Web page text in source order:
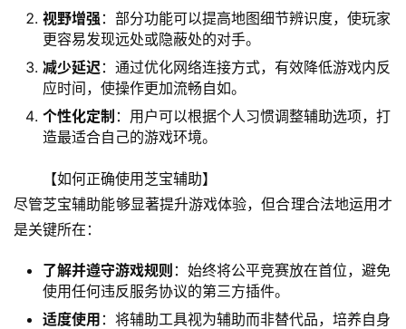
视野增强 ：部分功能可以提高地图细节辨识度，使玩家
更容易发现远处或隐蔽处的对手。
减少延迟：通过优化网络连接方式，有效降低游戏内反
应时间，使操作更加流畅自如。
个性化定制 ：用户可以根据个人习惯调整辅助选项，打
造最适合自己的游戏环境。
【如何正确使用芝宝辅助】
尽管芝宝辅助能够显著提升游戏体验，但合理合法地运用才
是关键所在：
了解并遵守游戏规则 ：始终将公平竞赛放在首位，避免
使用任何违反服务协议的第三方插件。
适度使用 ：将辅助工具视为辅助而非替代品，培养自身